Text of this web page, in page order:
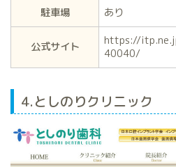
駐車場 あり
公式サイト
https://
40040/
4.としのりクリニック